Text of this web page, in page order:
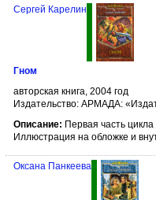
Сергей Карелин
Гном
авторская книга, 2004 год
Издательство: АРМАДА:
Описание: Первая часть цикла
Иллюстрация на обложке и
Оксана Панкеева